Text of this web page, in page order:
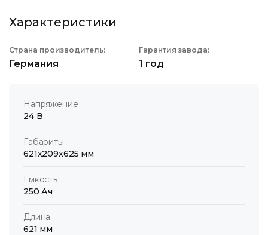
Характеристики
Страна производитель:
Германия
Гарантия завода:
1 год
Напряжение
24 В
Габариты
621x209x625 мм
Емкость
250 Ач
Длина
621 мм